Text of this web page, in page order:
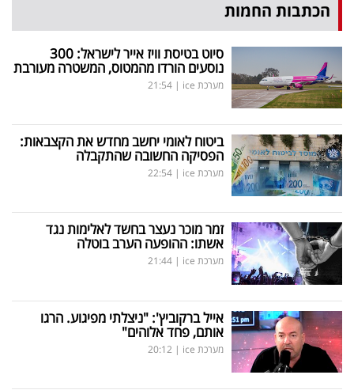
פרסמו
באייס
עקבו
אחרינו:
הכתבות החמות
סיוט בטיסת וויז אייר לישראל: 300
נוסעים הורדו מהמטוס, המשטרה מעורבת
מערכת ice |
21:54
ביטוח לאומי יחשב מחדש את הקצבאות:
הפסיקה החשובה שהתקבלה
מערכת ice |
22:54
זמר מוכר נעצר בחשד לאלימות נגד
אשתו: ההופעה הערב בוטלה
מערכת ice |
21:44
אייל ברקוביץ': "ניצלתי מפיגוע. הרגו
אותם, פחד אלוהים"
מערכת ice |
20:12